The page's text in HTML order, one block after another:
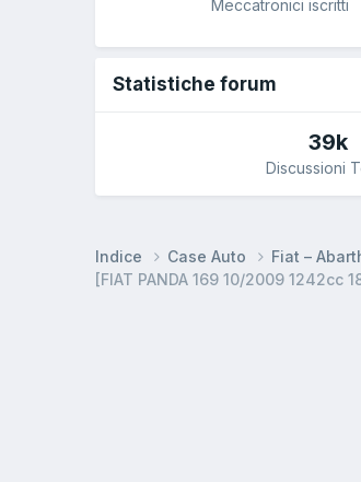
Meccatronici iscritti
Statistiche forum
39k
Discussioni
Indice Case Auto Fiat –
[FIAT PANDA 169 10/2009